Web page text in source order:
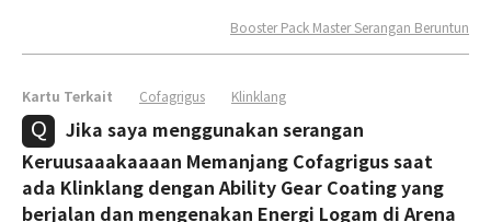
Booster Pack Master Serangan Beruntun
Kartu Terkait Cofagrigus Klinklang
Jika saya menggunakan serangan
Keruusaaakaaaan Memanjang Cofagrigus saat
ada Klinklang dengan Ability Gear Coating yang
berjalan dan mengenakan Energi Logam di Arena